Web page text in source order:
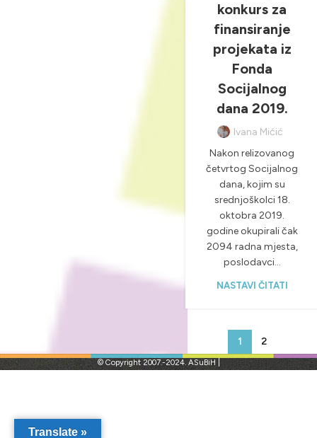
konkurs za
finansiranje
projekata iz
Fonda
Socijalnog
dana 2019.
Ivana Mićić
Nakon relizovanog
četvrtog Socijalnog
dana, kojim su
srednjoškolci 18.
oktobra 2019.
godine okupirali čak
2094 radna mjesta,
poslodavci...
NASTAVI ČITATI
1 2
© Copyright 2007.-2024. ASuBiH |
Translate »